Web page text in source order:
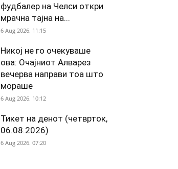
фудбалер на Челси откри
мрачна тајна на...
6 Aug 2026. 11:15
Никој не го очекуваше
ова: Очајниот Алварез
вечерва направи тоа што
мораше
6 Aug 2026. 10:12
Тикет на денот (четврток,
06.08.2026)
6 Aug 2026. 07:20